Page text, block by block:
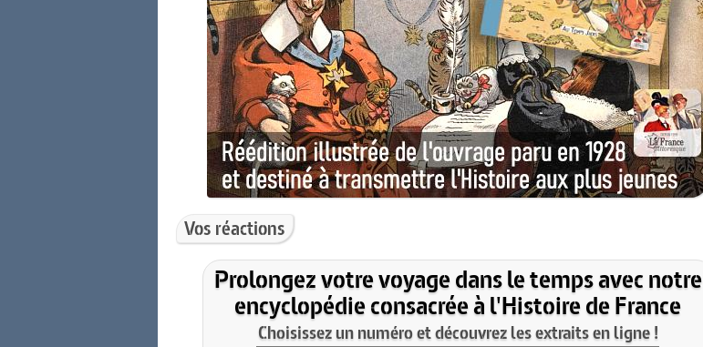
Vos réactions
Prolongez votre voyage dans le temps avec notre
encyclopédie consacrée à l'Histoire de France
Choisissez un numéro et découvrez les extraits en ligne !